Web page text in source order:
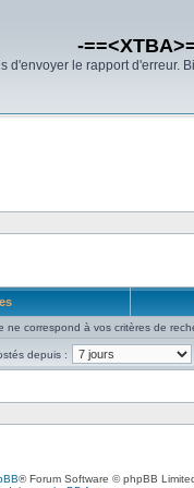
-
le rapport d'erreur.
ne correspond à vos critères de
depuis :
® Forum Software © phpBB